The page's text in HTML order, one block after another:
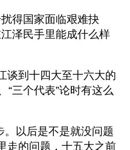
得国家面临艰难抉
泽民手里能成什么样
谈到十四大至十六大的
“三个代表”论时有这么
。以后是不是就没问题
走的问题，十五大之前